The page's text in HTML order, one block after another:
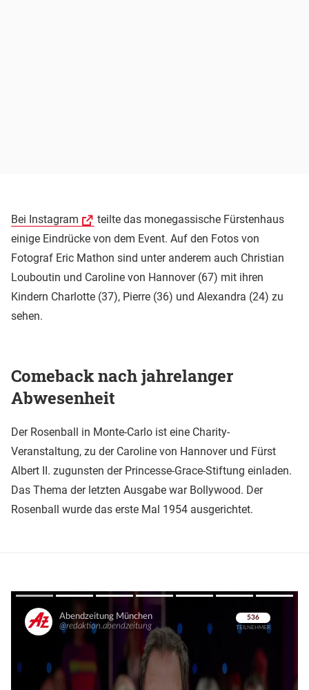
Bei Instagram
teilte das monegassische Fürstenhaus
einige Eindrücke von dem Event. Auf den Fotos von
Fotograf Eric Mathon sind unter anderem auch Christian
Louboutin und Caroline von Hannover (67) mit ihren
Kindern Charlotte (37), Pierre (36) und Alexandra (24) zu
sehen.
Comeback nach jahrelanger
Abwesenheit
Der Rosenball in Monte-Carlo ist eine Charity-
Veranstaltung, zu der Caroline von Hannover und Fürst
Albert II. zugunsten der Princesse-Grace-Stiftung einladen.
Das Thema der letzten Ausgabe war Bollywood. Der
Rosenball wurde das erste Mal 1954 ausgerichtet.
Überspringen